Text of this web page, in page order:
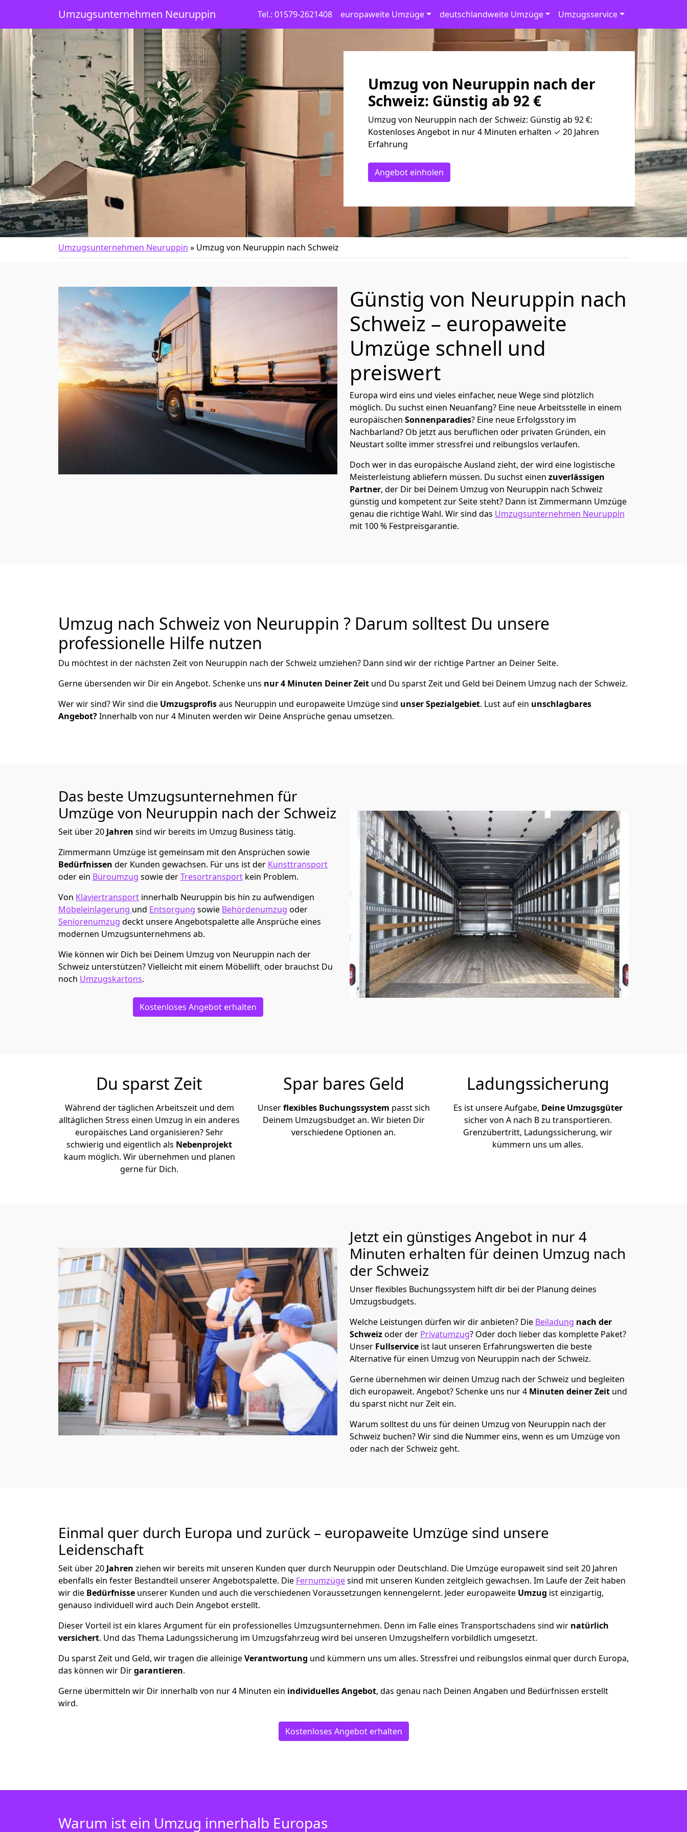
Umzugsunternehmen Neuruppin Tel.: 01579-2621408 europaweite Umzüge deutschlandweite Umzüge Umzugsservice
Umzug von Neuruppin nach der
Schweiz: Günstig ab 92 €
Umzug von Neuruppin nach der Schweiz: Günstig ab 92 €:
Kostenloses Angebot in nur 4 Minuten erhalten ✓ 20 Jahren
Erfahrung
Angebot einholen
Umzugsunternehmen Neuruppin » Umzug von Neuruppin nach Schweiz
Günstig von Neuruppin nach
Schweiz – europaweite
Umzüge schnell und
preiswert
Europa wird eins und vieles einfacher, neue Wege sind plötzlich
möglich. Du suchst einen Neuanfang? Eine neue Arbeitsstelle in einem
europäischen Sonnenparadies? Eine neue Erfolgsstory im
Nachbarland? Ob jetzt aus beruflichen oder privaten Gründen, ein
Neustart sollte immer stressfrei und reibungslos verlaufen.
Doch wer in das europäische Ausland zieht, der wird eine logistische
Meisterleistung abliefern müssen. Du suchst einen zuverlässigen
Partner, der Dir bei Deinem Umzug von Neuruppin nach Schweiz
günstig und kompetent zur Seite steht? Dann istZimmermann Umzüge
genau die richtige Wahl. Wir sind das Umzugsunternehmen Neuruppin
mit 100 % Festpreisgarantie.
Umzug nach Schweiz von Neuruppin ? Darum solltest Du unsere
professionelle Hilfe nutzen
Du möchtest in der nächsten Zeit von Neuruppin nach der Schweiz umziehen? Dann sind wir der richtige Partner an Deiner Seite.
Gerne übersenden wir Dir ein Angebot. Schenke uns nur4 Minuten Deiner Zeit und Du sparst Zeit und Geld bei Deinem Umzug nach der Schweiz.
Wer wir sind? Wir sind die Umzugsprofisaus Neuruppin und europaweite Umzüge sind unser Spezialgebiet. Lust auf ein unschlagbares
Angebot?Innerhalb von nur4 Minuten werden wir Deine Ansprüche genau umsetzen.
Das beste Umzugsunternehmen für
Umzüge von Neuruppin nach der Schweiz
Seit über20 Jahren sind wir bereits im Umzug Business tätig.
Zimmermann Umzüge ist gemeinsam mit den Ansprüchen sowie
Bedürfnissen der Kunden gewachsen. Für uns ist der Kunsttransport
oder ein Büroumzug sowie derTresortransport kein Problem.
Von Klaviertransport innerhalb Neuruppin bis hin zu aufwendigen
Möbeleinlagerung und Entsorgung sowie Behördenumzug oder
Seniorenumzug deckt unsere Angebotspalette alle Ansprüche eines
modernen Umzugsunternehmens ab.
Wie können wir Dich bei Deinem Umzug von Neuruppin nach der
Schweiz unterstützen? Vielleicht mit einem Möbellift oder brauchst Du
noch Umzugskartons.
Kostenloses Angebot erhalten
Du sparst Zeit
Während der täglichen Arbeitszeit und dem
alltäglichen Stress einen Umzug in ein anderes
europäisches Land organisieren? Sehr
schwierig und eigentlich als Nebenprojekt
kaum möglich. Wir übernehmen und planen
gerne für Dich.
Spar bares Geld
Unserflexibles Buchungssystem passt sich
Deinem Umzugsbudget an. Wir bieten Dir
verschiedene Optionen an.
Ladungssicherung
Es ist unsere Aufgabe, Deine Umzugsgüter
sicher von A nach B zu transportieren.
Grenzübertritt, Ladungssicherung, wir
kümmern uns um alles.
Jetzt ein günstiges Angebot in nur 4
Minuten erhalten für deinen Umzug nach
der Schweiz
Unser flexibles Buchungssystem hilft dir bei der Planung deines
Umzugsbudgets.
Welche Leistungen dürfen wir dir anbieten? Die Beiladung nach der
Schweizoder der Privatumzug? Oder doch lieber das komplette Paket?
Unser Fullservice ist laut unseren Erfahrungswerten die beste
Alternative für einen Umzug von Neuruppin nach der Schweiz.
Gerne übernehmen wir deinen Umzug nach der Schweiz und begleiten
dich europaweit. Angebot? Schenke uns nur4 Minuten deiner Zeit und
du sparst nicht nur Zeit ein.
Warum solltest du uns für deinen Umzug von Neuruppin nach der
Schweiz buchen? Wir sind die Nummer eins, wenn es um Umzüge von
oder nach der Schweiz geht.
Einmal quer durch Europa und zurück – europaweite Umzüge sind unsere
Leidenschaft
Seit über20 Jahren ziehen wir bereits mit unseren Kunden quer durch Neuruppin oder Deutschland. Die Umzüge europaweit sind seit20 Jahren
ebenfalls ein fester Bestandteil unserer Angebotspalette. Die Fernumzügesind mit unseren Kunden zeitgleich gewachsen. Im Laufe der Zeit haben
wir die Bedürfnisse unserer Kunden und auch die verschiedenen Voraussetzungen kennengelernt. Jeder europaweite Umzug ist einzigartig,
genauso individuell wird auch Dein Angebot erstellt.
Dieser Vorteil ist ein klares Argument für ein professionelles Umzugsunternehmen. Denn im Falle eines Transportschadens sind wir natürlich
versichert. Und das Thema Ladungssicherung im Umzugsfahrzeug wird bei unseren Umzugshelfern vorbildlich umgesetzt.
Du sparst Zeit und Geld, wir tragen die alleinigeVerantwortung und kümmern uns um alles. Stressfrei und reibungslos einmal quer durch Europa,
das können wir Dirgarantieren.
Gerne übermitteln wir Dir innerhalb von nur4 Minuten ein individuelles Angebot, das genau nach Deinen Angaben und Bedürfnissen erstellt
wird.
Kostenloses Angebot erhalten
Warum ist ein Umzug innerhalb Europas